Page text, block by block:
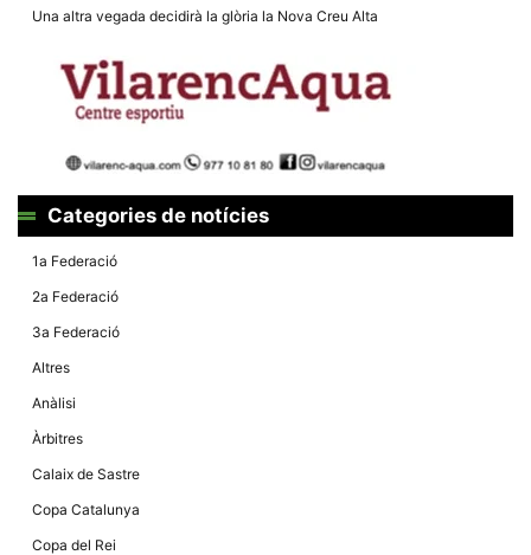
Una altra vegada decidirà la glòria la Nova Creu Alta
Categories de notícies
1a Federació
2a Federació
3a Federació
Altres
Anàlisi
Àrbitres
Calaix de Sastre
Copa Catalunya
Copa del Rei
opcionals,
són
funcionament
tècnic de la
web.